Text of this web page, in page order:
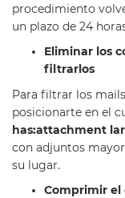
procedimiento
un plazo de 24
Eliminar los
filtrarlos
Para filtrar los
posicionarte en el
has:attachment
con adjuntos
su lugar.
Comprimir el